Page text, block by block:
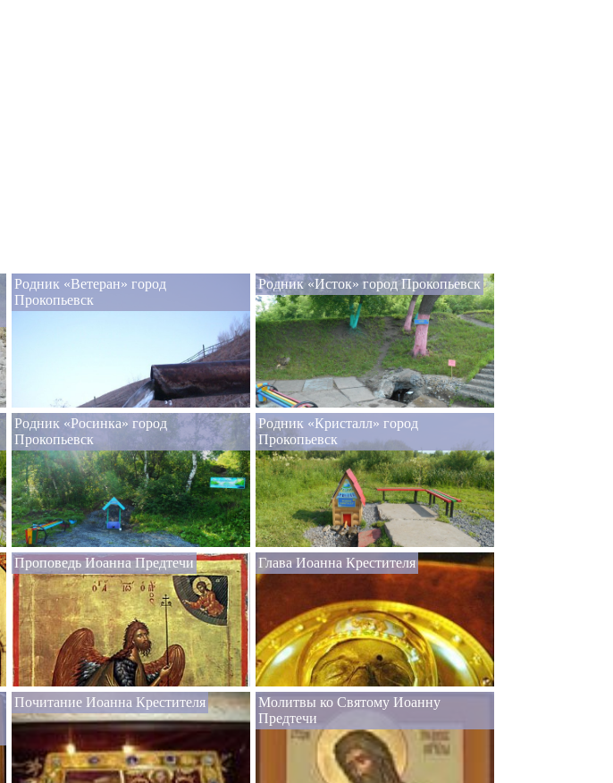
Родник «Ветеран» город
Прокопьевск
Родник «Исток» город Прокопьевск
Родник «Росинка» город
Прокопьевск
Родник «Кристалл» город
Прокопьевск
Проповедь Иоанна Предтечи Глава Иоанна Крестителя
Почитание Иоанна Крестителя
Молитвы ко Святому Иоанну
Предтечи